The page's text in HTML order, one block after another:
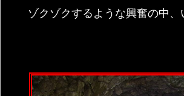
ゾクゾクするような興奮の中、